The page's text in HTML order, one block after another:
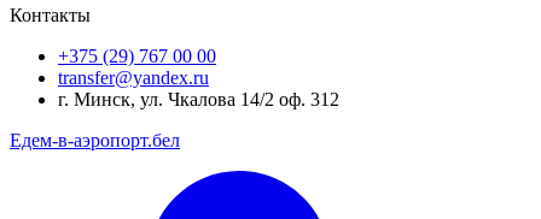
Контакты
+375 (29) 767 00 00
transfer@yandex.ru
г. Минск, ул. Чкалова 14/2 оф. 312
Едем-в-аэропорт.бел